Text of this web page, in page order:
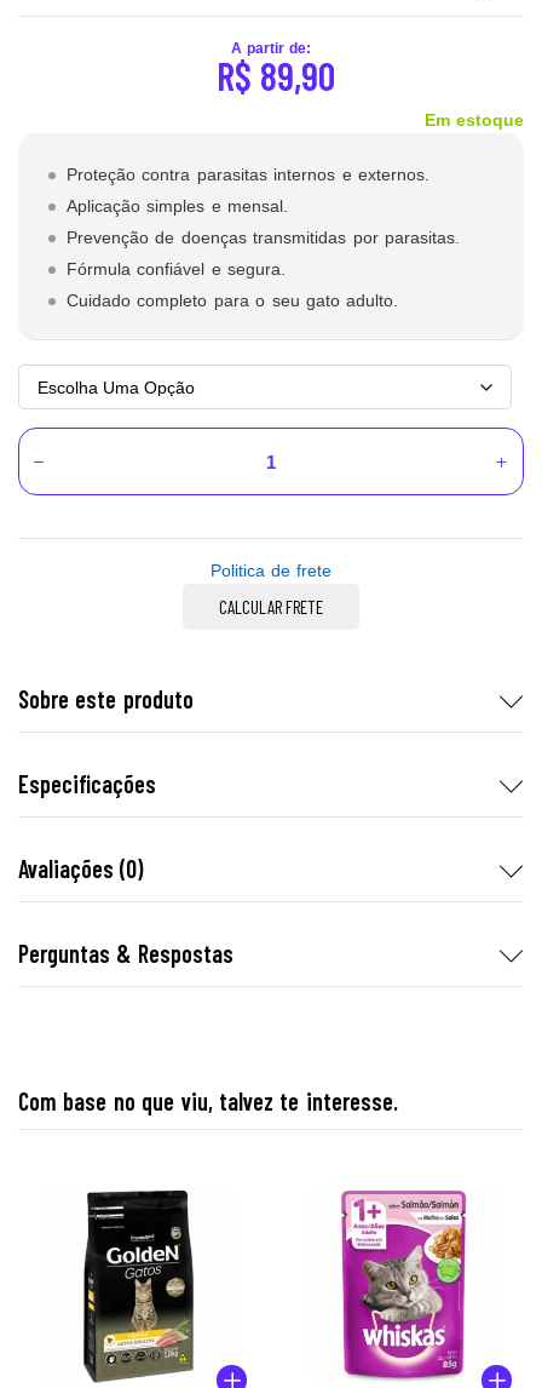
A partir de:
R$ 89,90
Em estoque
Proteção contra parasitas internos e externos.
Aplicação simples e mensal.
Prevenção de doenças transmitidas por parasitas.
Fórmula confiável e segura.
Cuidado completo para o seu gato adulto.
Politica de frete
CALCULAR FRETE
Sobre este produto
Especificações
Avaliações (0)
Perguntas & Respostas
Com base no que viu, talvez te interesse.